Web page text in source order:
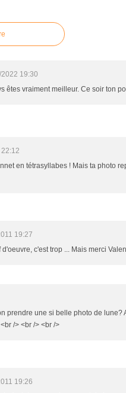
19:30
êtes vraiment meilleur. Ce soir ton
en tétrasyllabes ! Mais ta photo
19:27
c'est trop ... Mais merci
prendre une si belle photo de
/> <br /> <br />
19:26